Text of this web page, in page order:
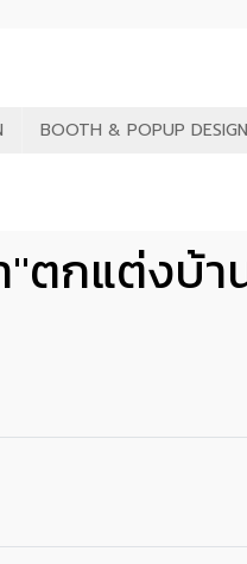
BOOTH & POPUP DESIGN
"ตกแต่งบ้